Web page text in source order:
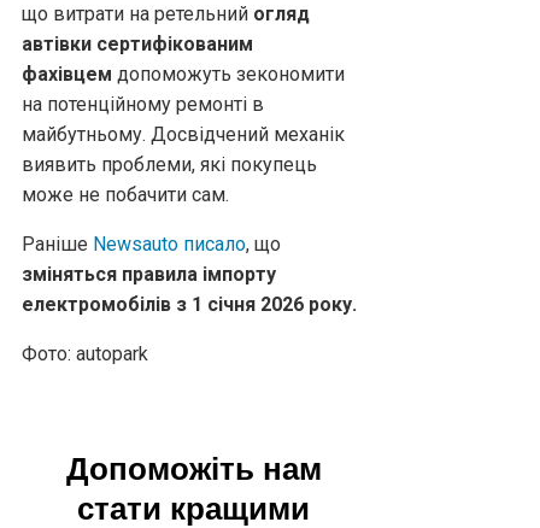
що витрати на ретельний огляд
автівки сертифікованим
фахівцем допоможуть зекономити
на потенційному ремонті в
майбутньому. Досвідчений механік
виявить проблеми, які покупець
може не побачити сам.
Раніше Newsauto писало, що
зміняться правила імпорту
електромобілів з 1 січня 2026 року.
Фото: autopark
Допоможіть нам
стати кращими